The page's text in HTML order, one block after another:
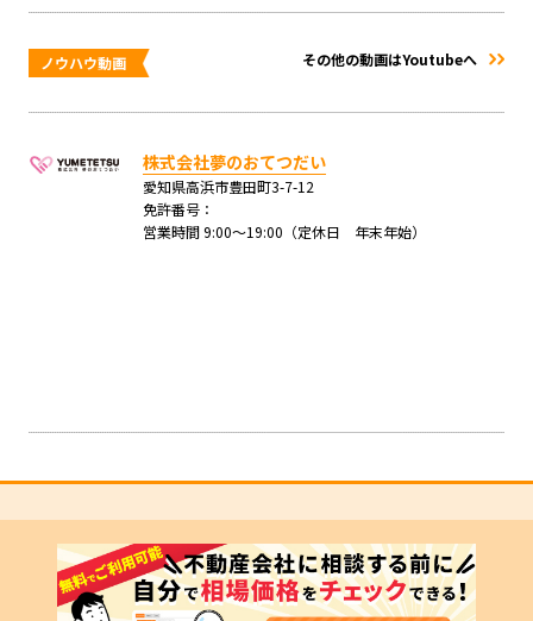
ノウハウ動画 その他の動画はYoutubeへ
株式会社夢のおてつだい
愛知県高浜市豊田町3-7-12
免許番号：
営業時間 9:00～19:00（定休日 年末年始）